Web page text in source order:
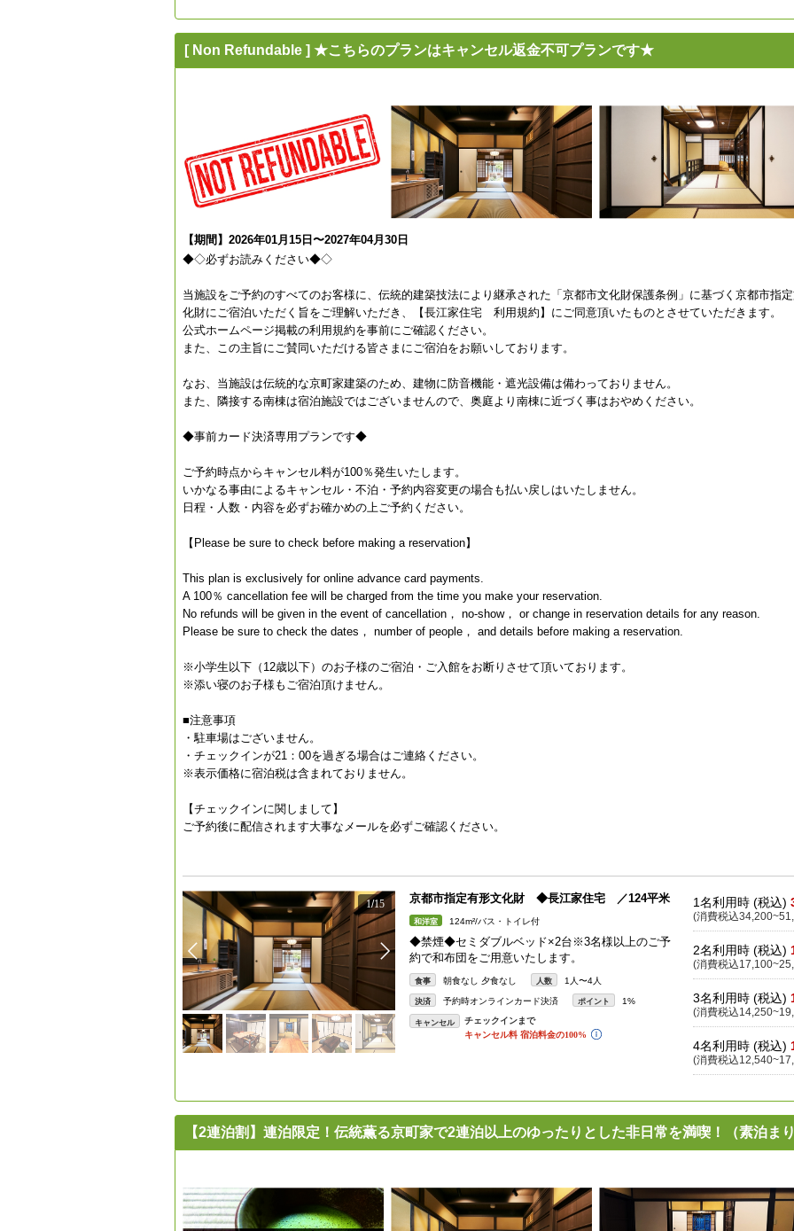
[ Non Refundable ] ★こちらのプランはキャンセル返金不可プランです★
【期間】2026年01月15日〜2027年04月30日
◆◇必ずお読みください◆◇
当施設をご予約のすべてのお客様に、伝統的建築技法により継承された「京都市文化財保護条例」に基づく京都市指
化財にご宿泊いただく旨をご理解いただき、【長江家住宅 利用規約】にご同意頂いたものとさせていただきます。
公式ホームページ掲載の利用規約を事前にご確認ください。
また、この主旨にご賛同いただける皆さまにご宿泊をお願いしております。
なお、当施設は伝統的な京町家建築のため、建物に防音機能・遮光設備は備わっておりません。
また、隣接する南棟は宿泊施設ではございませんので、奥庭より南棟に近づく事はおやめください。
◆事前カード決済専用プランです◆
ご予約時点からキャンセル料が100％発生いたします。
いかなる事由によるキャンセル・不泊・予約内容変更の場合も払い戻しはいたしません。
日程・人数・内容を必ずお確かめの上ご予約ください。
【Please be sure to check before making a reservation】
This plan is exclusively for online advance card payments.
A 100％ cancellation fee will be charged from the time you make your reservation.
No refunds will be given in the event of cancellation， no-show， or change in reservation details for any reason.
Please be sure to check the dates， number of people， and details before making a reservation.
※小学生以下（12歳以下）のお子様のご宿泊・ご入館をお断りさせて頂いております。
※添い寝のお子様もご宿泊頂けません。
■注意事項
・駐車場はございません。
・チェックインが21：00を過ぎる場合はご連絡ください。
※表示価格に宿泊税は含まれておりません。
【チェックインに関しまして】
ご予約後に配信されます大事なメールを必ずご確認ください。
1/15 京都市指定有形文化財 ◆長江家住宅 ／124平米
和洋室 124m²/バス・トイレ付
◆禁煙◆セミダブルベッド×2台※3名様以上のご予
約で和布団をご用意いたします。
食事 朝食なし 夕食なし 人数 1人〜4人
決済 予約時オンラインカード決済 ポイント 1%
キャンセル
1名利用時 (税込)
(消費税込
2名利用時 (税込)
(消費税込
3名利用時 (税込)
(消費税込
4名利用時 (税込)
(消費税込
【2連泊割】連泊限定！伝統薫る京町家で2連泊以上のゆったりとした非日常を満喫！（素泊ま